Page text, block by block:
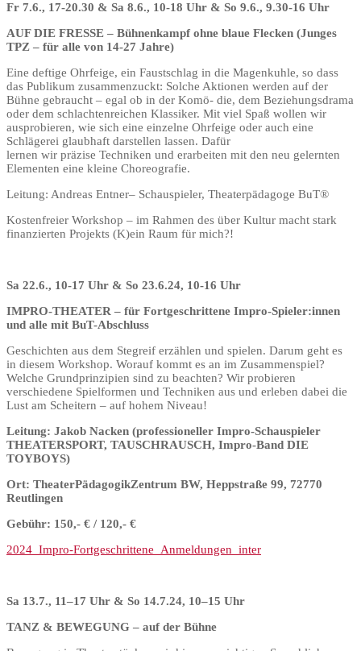
Fr 7.6., 17-20.30 & Sa 8.6., 10-18 Uhr & So 9.6., 9.30-16 Uhr
AUF DIE FRESSE – Bühnenkampf ohne blaue Flecken (Junges
TPZ – für alle von 14-27 Jahre)
Eine deftige Ohrfeige, ein Faustschlag in die Magenkuhle, so dass
das Publikum zusammenzuckt: Solche Aktionen werden auf der
Bühne gebraucht – egal ob in der Komö- die, dem Beziehungsdrama
oder dem schlachtenreichen Klassiker. Mit viel Spaß wollen wir
ausprobieren, wie sich eine einzelne Ohrfeige oder auch eine
Schlägerei glaubhaft darstellen lassen. Dafür
lernen wir präzise Techniken und erarbeiten mit den neu gelernten
Elementen eine kleine Choreografie.
Leitung: Andreas Entner– Schauspieler, Theaterpädagoge BuT®
Kostenfreier Workshop – im Rahmen des über Kultur macht stark
finanzierten Projekts (K)ein Raum für mich?!
Sa 22.6., 10-17 Uhr & So 23.6.24, 10-16 Uhr
IMPRO-THEATER – für Fortgeschrittene Impro-Spieler:innen
und alle mit BuT-Abschluss
Geschichten aus dem Stegreif erzählen und spielen. Darum geht es
in diesem Workshop. Worauf kommt es an im Zusammenspiel?
Welche Grundprinzipien sind zu beachten? Wir probieren
verschiedene Spielformen und Techniken aus und erleben dabei die
Lust am Scheitern – auf hohem Niveau!
Leitung: Jakob Nacken (professioneller Impro-Schauspieler
THEATERSPORT, TAUSCHRAUSCH, Impro-Band DIE
TOYBOYS)
Ort: TheaterPädagogikZentrum BW, Heppstraße 99, 72770
Reutlingen
Gebühr: 150,- € / 120,- €
2024_Impro-Fortgeschrittene_Anmeldungen_inter
Sa 13.7., 11–17 Uhr & So 14.7.24, 10–15 Uhr
TANZ & BEWEGUNG – auf der Bühne